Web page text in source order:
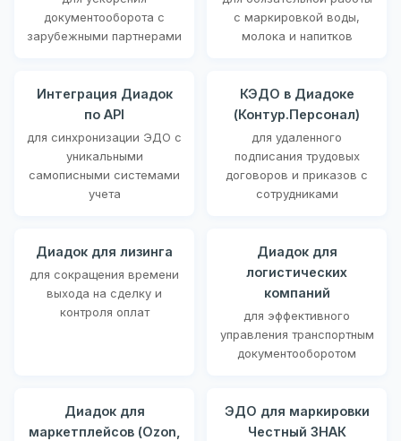
документооборота с
зарубежными партнерами
с маркировкой воды,
молока и напитков
Интеграция Диадок
по API
для синхронизации ЭДО с
уникальными
самописными системами
учета
КЭДО в Диадоке
(Контур.Персонал)
для удаленного
подписания трудовых
договоров и приказов с
сотрудниками
Диадок для лизинга
для сокращения времени
выхода на сделку и
контроля оплат
Диадок для
логистических
компаний
для эффективного
управления транспортным
документооборотом
Диадок для
маркетплейсов (Ozon,
ЭДО для маркировки
Честный ЗНАК